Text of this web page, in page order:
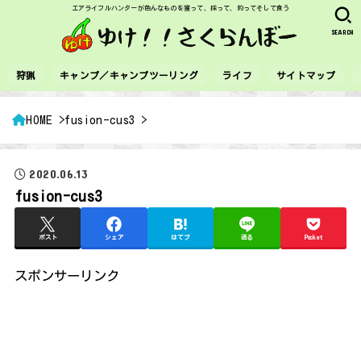
エアライフルハンターが色んなものを獲って、採って、釣ってそして食う
狩猟 キャンプ／キャンプツーリング ライフ サイトマップ
SEARCH
HOME fusion-cus3
2020.06.13
fusion-cus3
ポスト シェア はてブ 送る Pocket
スポンサーリンク